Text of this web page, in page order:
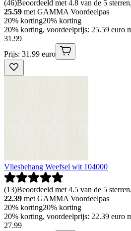
(46)Beoordeeld met 4.8 van de 5
25.59 met GAMMA Voordeelpas
20% korting20% korting
20% korting, voordeelprijs: 25.59 euro
31 .99
Prijs: 31.99 euro
Vliesbehang Weefsel wit 104000
(13)Beoordeeld met 4.5 van de 5
22.39 met GAMMA Voordeelpas
20% korting20% korting
20% korting, voordeelprijs: 22.39 euro
27.99